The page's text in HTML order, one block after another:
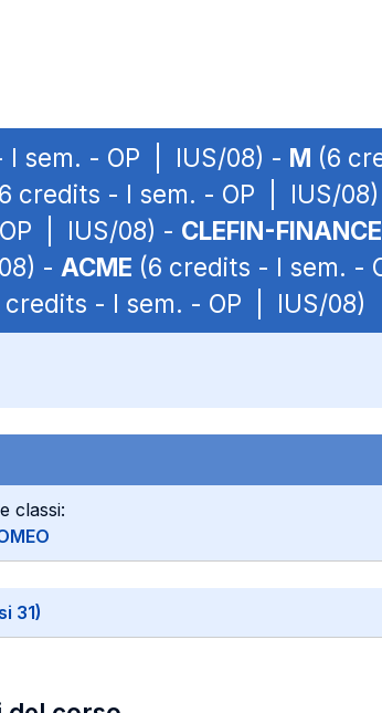
I sem. - OP | IUS/08) - M (6
credits - I sem. - OP | IUS/
| IUS/08) - CLEFIN-FINANCE
- ACME (6 credits - I sem. -
credits - I sem. - OP | IUS/08)
classi:
31)